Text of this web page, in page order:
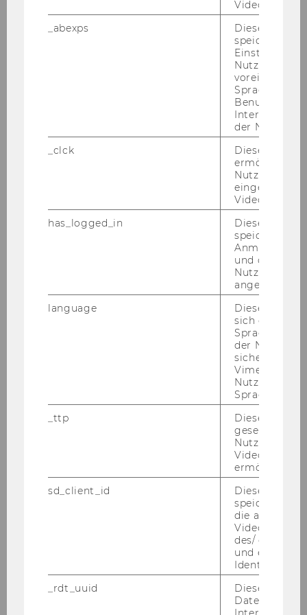
michael.meyer@wu.ac.at
+43 1 31336 5366
Reinhard Millner
Forschungs- und
Lehrschwerpunkte: Stiftungen, Social
Entrepreneurship, Social Return on
Investment, Corporate Social Responsibility,
Kooperationsformen zwischen NPO, Markt und
reinhard.millner@wu.ac.at
Videos
_abexps
Dieses Cookie
speichert
Nutzer*in, zB.
Sprache,
der Nutzer*in
_clck
Dieses Cookie
ermöglicht
Nutzung des
Video Players
has_logged_in
Dieses Cookie
speichert
und ob sich
Nutzer*in
angemeldet
language
Dieses
sich die
der
Vimeo in der
Nutzer
Sprache
_ttp
Dieser
gesetzt, um
Nutzung des
Videoplayers
ermöglichen
sd_client_id
Dieses Cookie
speichert
die aktuellen
des/ der
und einen
_rdt_uuid
Dieses
Daten über